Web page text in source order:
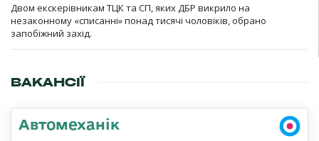
Двом екскерівникам ТЦК та СП, яких ДБР викрило на
незаконному «списанні» понад тисячі чоловіків, обрано
запобіжний захід.
ВАКАНСІЇ
Автомеханік